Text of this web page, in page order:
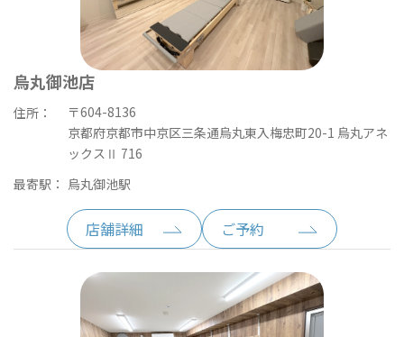
烏丸御池店
住所：
〒604-8136
京都府京都市中京区三条通烏丸東入梅忠町20-1 烏丸アネ
ックスⅡ 716
最寄駅： 烏丸御池駅
店舗詳細 ご予約